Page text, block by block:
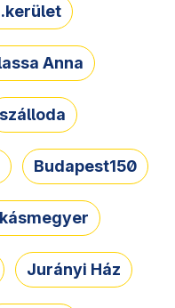
Anna
szálloda
Budapest150
Jurányi Ház